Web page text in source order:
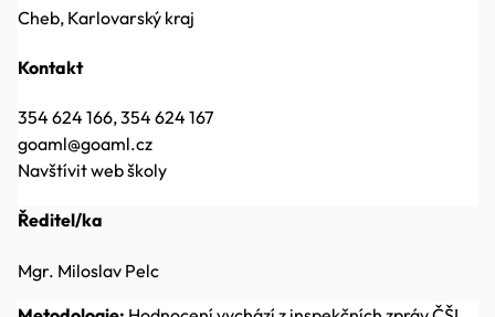
Cheb, Karlovarský kraj
Kontakt
354 624 166, 354 624 167
goaml@goaml.cz
Navštívit web školy
Ředitel/ka
Mgr. Miloslav Pelc